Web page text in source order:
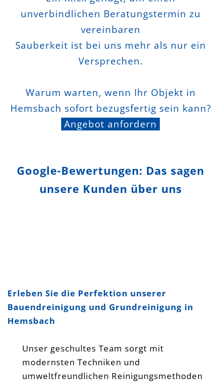
unverbindlichen Beratungstermin zu
vereinbaren
Sauberkeit ist bei uns mehr als nur ein
Versprechen.
Warum warten, wenn Ihr Objekt in
Hemsbach sofort bezugsfertig sein kann?
Angebot anfordern
Google-Bewertungen: Das sagen
unsere Kunden über uns
Erleben Sie die Perfektion unserer
Bauendreinigung und Grundreinigung in
Hemsbach
Unser geschultes Team sorgt mit
modernsten Techniken und
umweltfreundlichen Reinigungsmethoden